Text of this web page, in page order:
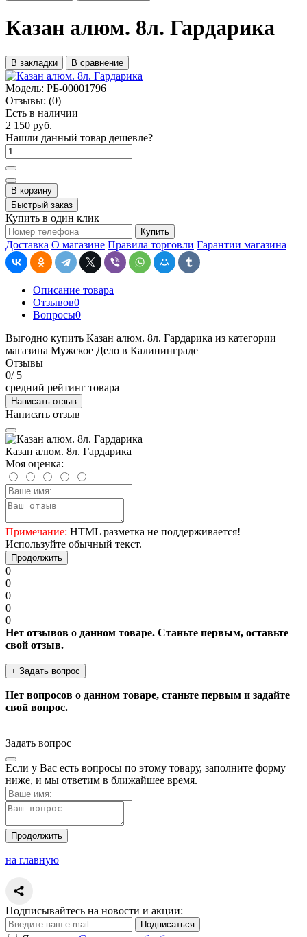
Казан алюм. 8л. Гардарика
В закладки В сравнение
Модель: РБ-00001796
Отзывы: (0)
Есть в наличии
2 150 руб.
Нашли данный товар дешевле?
В корзину
Быстрый заказ
Купить в один клик
Купить
Доставка О магазине Правила торговли Гарантии магазина
Описание товара
Отзывов0
Вопросы0
Выгодно купить Казан алюм. 8л. Гардарика из категории
магазина Мужское Дело в Калининграде
Отзывы
0/ 5
средний рейтинг товара
Написать отзыв
Написать отзыв
Казан алюм. 8л. Гардарика
Моя оценка:
Примечание: HTML разметка не поддерживается!
Используйте обычный текст.
Продолжить
0
0
0
0
0
Нет отзывов о данном товаре. Станьте первым, оставьте
свой отзыв.
+ Задать вопрос
Нет вопросов о данном товаре, станьте первым и задайте
свой вопрос.
Задать вопрос
Если у Вас есть вопросы по этому товару, заполните форму
ниже, и мы ответим в ближайшее время.
Продолжить
на главную
Подписывайтесь на новости и акции:
Подписаться